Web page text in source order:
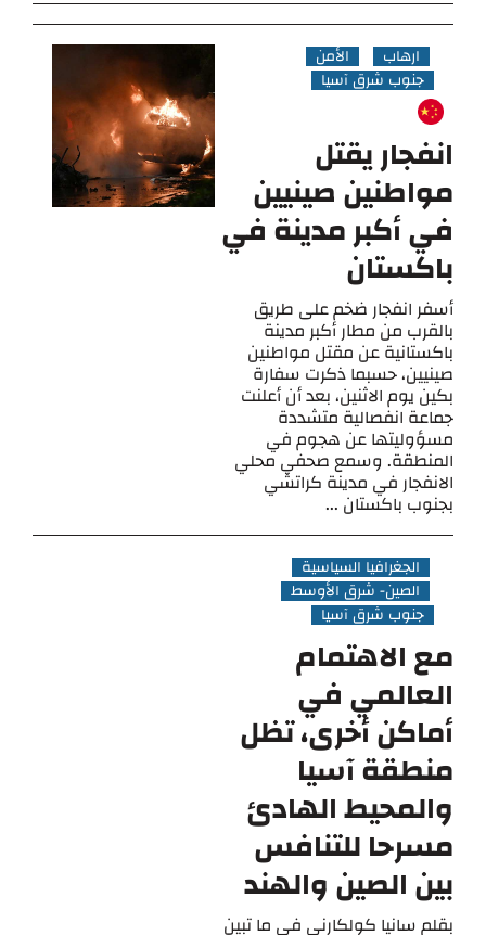
ارهاب
الأمن
جنوب شرق آسيا
انفجار يقتل
مواطنين صينيين
في أكبر مدينة في
باكستان
أسفر انفجار ضخم على طريق
بالقرب من مطار أكبر مدينة
باكستانية عن مقتل مواطنين
صينيين، حسبما ذكرت سفارة
بكين يوم الاثنين، بعد أن أعلنت
جماعة انفصالية متشددة
مسؤوليتها عن هجوم في
المنطقة. وسمع صحفي محلي
الانفجار في مدينة كراتشي
بجنوب باكستان ...
الجغرافيا السياسية
الصين- شرق الأوسط
جنوب شرق آسيا
مع الاهتمام
العالمي في
أماكن أخرى، تظل
منطقة آسيا
والمحيط الهادئ
مسرحا للتنافس
بين الصين والهند
بقلم سانيا كولكارني في ما تبين